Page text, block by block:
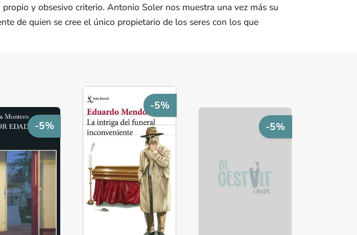
y obsesivo criterio. Antonio Soler nos muestra una vez más su
de quien se cree el único propietario de los seres con los que
-5%
-5%
-5%